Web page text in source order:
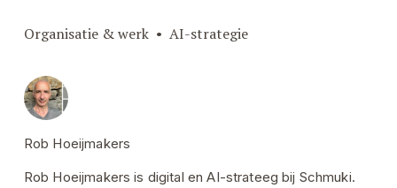
Organisatie & werk AI-strategie
Rob Hoeijmakers
Rob Hoeijmakers is digital en AI-strateeg bij Schmuki.